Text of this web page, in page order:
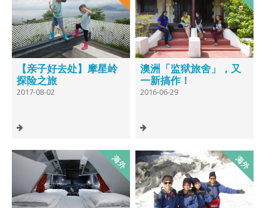
【亲子好去处】摩星岭
探险之旅
2017-08-02
澳洲「监狱旅舍」，又
一新搞作！
2016-06-29